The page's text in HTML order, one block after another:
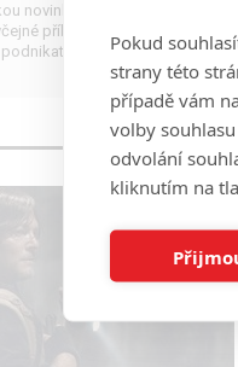
novinkou letošního roku
příběhy známéPokud
strany této
případě vám
volby
odvolání
kliknutím na